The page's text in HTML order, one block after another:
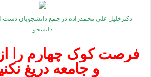
دکترخلیل علی محمدزاده ذر جمع دانشجویان دست
دانشجو
فرصت کوک چهارم را
و جامعه دریغ